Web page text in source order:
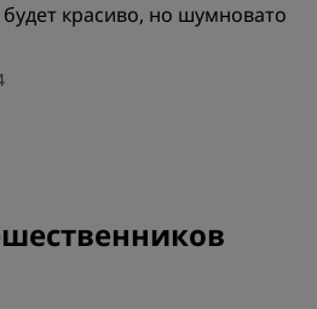
красиво, но шумновато